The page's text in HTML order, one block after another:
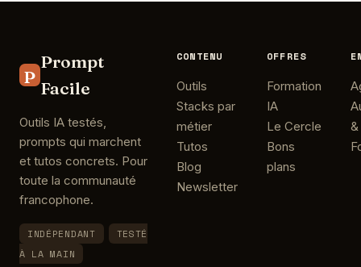
P
Prompt
Facile
Outils IA testés,
prompts qui marchent
et tutos concrets. Pour
toute la communauté
francophone.
INDÉPENDANT
TESTÉ
À LA MAIN
CONTENU
Outils
Stacks par
métier
Tutos
Blog
Newsletter
OFFRES
Formation
IA
Le Cercle
Bons
plans